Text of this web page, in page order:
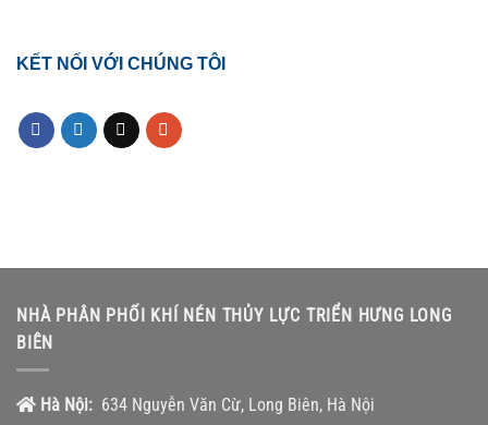
KẾT NỐI VỚI CHÚNG TÔI
NHÀ PHÂN PHỐI KHÍ NÉN THỦY LỰC TRIỂN HƯNG LONG
BIÊN
Hà Nội: 634 Nguyễn Văn Cừ, Long Biên, Hà Nội